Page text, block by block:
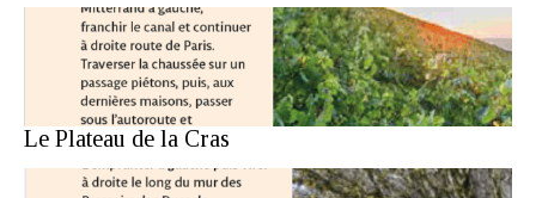
Le Plateau de la Cras